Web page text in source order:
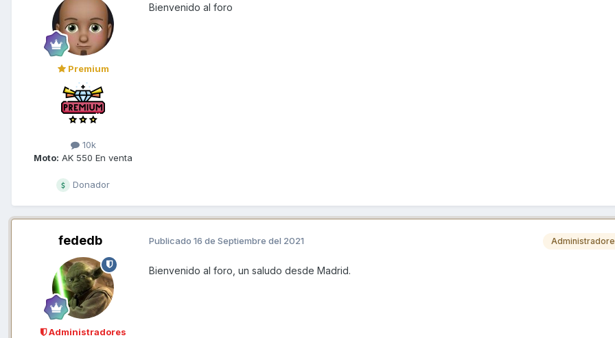
Premium
10k
Moto: AK 550 En venta
Donador
Bienvenido al foro
fededb
Administradores
Publicado 16 de Septiembre del 2021
Bienvenido al foro, un saludo desde Madrid.